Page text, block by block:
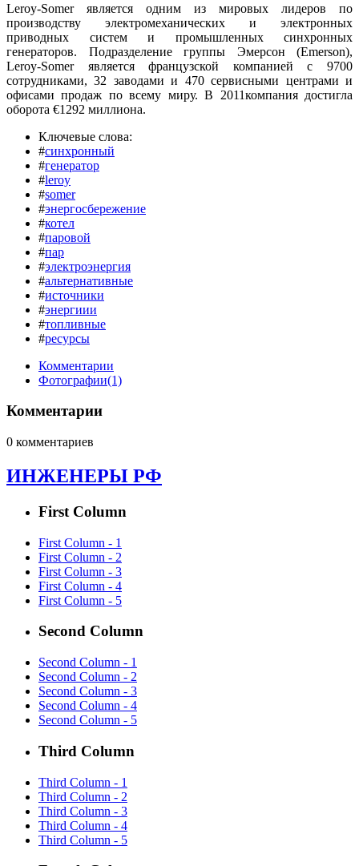
Leroy-Somer является одним из мировых лидеров по
производству электромеханических и электронных
приводных систем и промышленных синхронных
генераторов. Подразделение группы Эмерсон (Emerson),
Leroy-Somer является французской компанией с 9700
сотрудниками, 32 заводами и 470 сервисными центрами и
офисами продаж по всему миру. В 2011компания достигла
оборота €1292 миллиона.
Ключевые слова:
#синхронный
#генератор
#leroy
#somer
#энергосбережение
#котел
#паровой
#пар
#электроэнергия
#альтернативные
#источники
#энергиии
#топливные
#ресурсы
Комментарии
Фотографии(1)
Комментарии
0 комментариев
ИНЖЕНЕРЫ РФ
First Column
First Column - 1
First Column - 2
First Column - 3
First Column - 4
First Column - 5
Second Column
Second Column - 1
Second Column - 2
Second Column - 3
Second Column - 4
Second Column - 5
Third Column
Third Column - 1
Third Column - 2
Third Column - 3
Third Column - 4
Third Column - 5